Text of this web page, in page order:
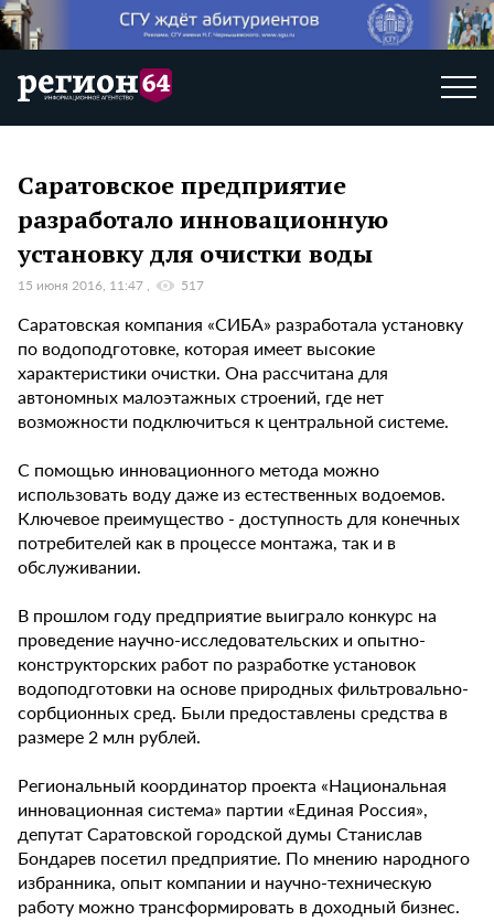
Саратовское предприятие
разработало инновационную
установку для очистки воды
15 июня 2016, 11:47 517
Саратовская компания «СИБА» разработала установку
по водоподготовке, которая имеет высокие
характеристики очистки. Она рассчитана для
автономных малоэтажных строений, где нет
возможности подключиться к центральной системе.
С помощью инновационного метода можно
использовать воду даже из естественных водоемов.
Ключевое преимущество - доступность для конечных
потребителей как в процессе монтажа, так и в
обслуживании.
В прошлом году предприятие выиграло конкурс на
проведение научно-исследовательских и опытно-
конструкторских работ по разработке установок
водоподготовки на основе природных фильтровально-
сорбционных сред. Были предоставлены средства в
размере 2 млн рублей.
Региональный координатор проекта «Национальная
инновационная система» партии «Единая Россия»,
депутат Саратовской городской думы Станислав
Бондарев посетил предприятие. По мнению народного
избранника, опыт компании и научно-техническую
работу можно трансформировать в доходный бизнес.